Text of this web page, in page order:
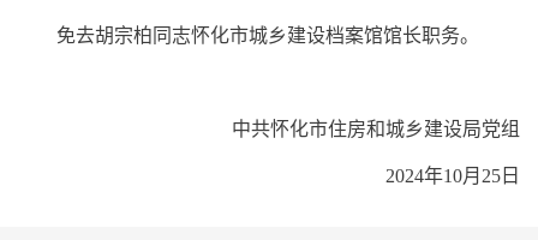
免去胡宗柏同志怀化市城乡建设档案馆馆长职务。
中共怀化市住房和城乡建设局党组
2024年10月25日